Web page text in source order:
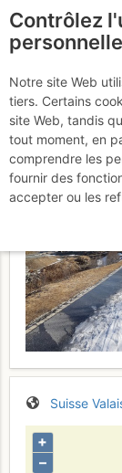
Col
Suisse
+
–
Contrôlez
Notre site Web
tiers. Certains
site Web, tandis
tout moment, en
comprendre les
fournir des
accepter ou les